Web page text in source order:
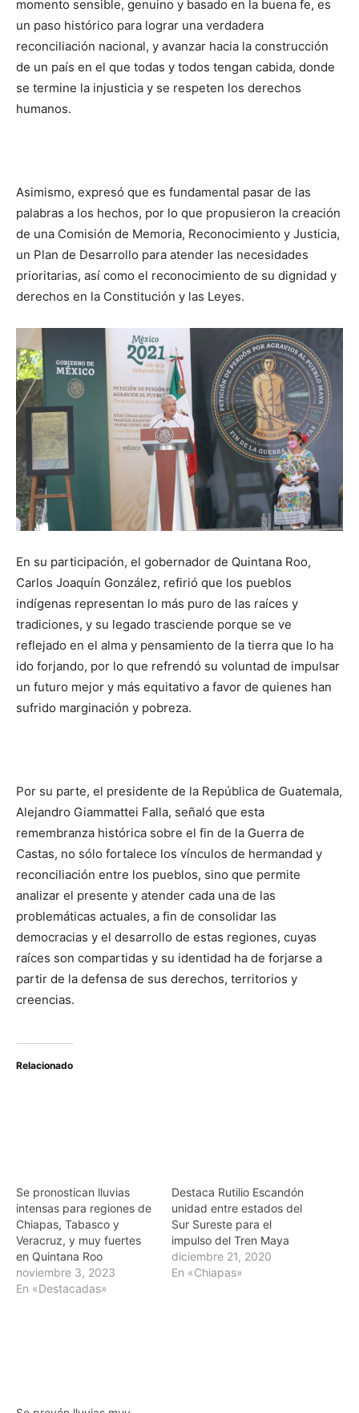
momento sensible, genuino y basado en la buena fe, es
un paso histórico para lograr una verdadera
reconciliación nacional, y avanzar hacia la construcción
de un país en el que todas y todos tengan cabida, donde
se termine la injusticia y se respeten los derechos
humanos.
Asimismo, expresó que es fundamental pasar de las
palabras a los hechos, por lo que propusieron la creación
de una Comisión de Memoria, Reconocimiento y Justicia,
un Plan de Desarrollo para atender las necesidades
prioritarias, así como el reconocimiento de su dignidad y
derechos en la Constitución y las Leyes.
En su participación, el gobernador de Quintana Roo,
Carlos Joaquín González, refirió que los pueblos
indígenas representan lo más puro de las raíces y
tradiciones, y su legado trasciende porque se ve
reflejado en el alma y pensamiento de la tierra que lo ha
ido forjando, por lo que refrendó su voluntad de impulsar
un futuro mejor y más equitativo a favor de quienes han
sufrido marginación y pobreza.
Por su parte, el presidente de la República de Guatemala,
Alejandro Giammattei Falla, señaló que esta
remembranza histórica sobre el fin de la Guerra de
Castas, no sólo fortalece los vínculos de hermandad y
reconciliación entre los pueblos, sino que permite
analizar el presente y atender cada una de las
problemáticas actuales, a fin de consolidar las
democracias y el desarrollo de estas regiones, cuyas
raíces son compartidas y su identidad ha de forjarse a
partir de la defensa de sus derechos, territorios y
creencias.
Relacionado
Se pronostican lluvias
intensas para regiones de
Chiapas, Tabasco y
Veracruz, y muy fuertes
en Quintana Roo
noviembre 3, 2023
En «Destacadas»
Destaca Rutilio Escandón
unidad entre estados del
Sur Sureste para el
impulso del Tren Maya
diciembre 21, 2020
En «Chiapas»